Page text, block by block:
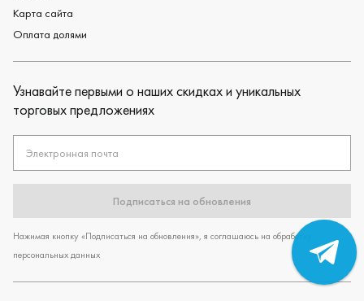
Карта сайта
Оплата долями
Узнавайте первыми о наших скидках и уникальных
торговых предложениях
Электронная почта
Подписаться на обновления
Нажимая кнопку «Подписаться на обновления», я соглашаюсь на обработку
персональных данных